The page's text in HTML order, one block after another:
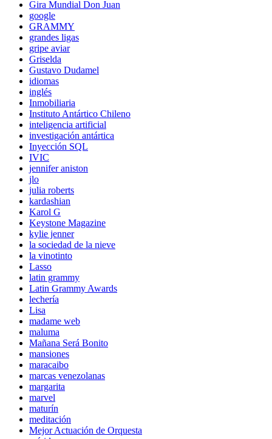
Gira Mundial Don Juan
google
GRAMMY
grandes ligas
gripe aviar
Griselda
Gustavo Dudamel
idiomas
inglés
Inmobiliaria
Instituto Antártico Chileno
inteligencia artificial
investigación antártica
Inyección SQL
IVIC
jennifer aniston
jlo
julia roberts
kardashian
Karol G
Keystone Magazine
kylie jenner
la sociedad de la nieve
la vinotinto
Lasso
latin grammy
Latin Grammy Awards
lechería
Lisa
madame web
maluma
Mañana Será Bonito
mansiones
maracaibo
marcas venezolanas
margarita
marvel
maturín
meditación
Mejor Actuación de Orquesta